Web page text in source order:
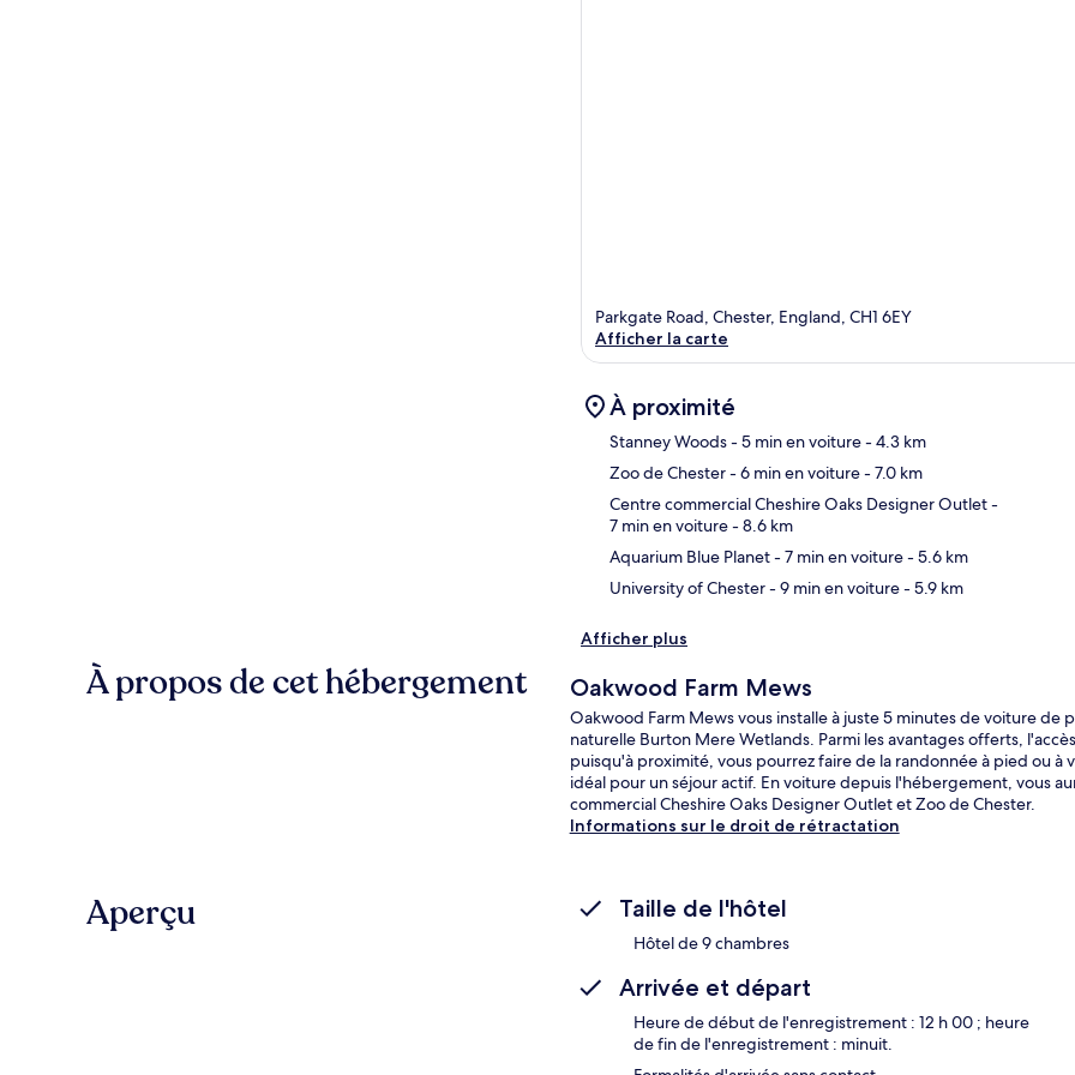
Parkgate Road, Chester, England, CH1 6EY
Afficher la carte
À proximité
Stanney Woods- 5 min en voiture- 4.3 km
Zoo de Chester- 6 min en voiture- 7.0 km
Centre commercial Cheshire Oaks Designer Outlet-
7 min en voiture- 8.6 km
Aquarium Blue Planet- 7 min en voiture- 5.6 km
University of Chester- 9 min en voiture- 5.9 km
Afficher plus
À propos de cet hébergement Oakwood Farm Mews
Oakwood Farm Mews vous installe à juste 5 minutes de voiture
naturelle Burton Mere Wetlands. Parmi les avantages offerts,
puisqu'à proximité, vous pourrez faire de la randonnée à pied ou à
idéal pour un séjour actif. En voiture depuis l'hébergement, vous
commercial Cheshire Oaks Designer Outlet et Zoo de Chester.
Informations sur le droit de rétractation
Aperçu Taille de l'hôtel
Hôtel de 9 chambres
Arrivée et départ
Heure de début de l'enregistrement : 12 h 00 ; heure
de fin de l'enregistrement : minuit.